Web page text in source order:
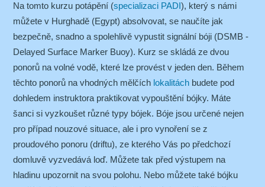
Na tomto kurzu potápění (specializaci PADI), který s námi
můžete v Hurghadě (Egypt) absolvovat, se naučíte jak
bezpečně, snadno a spolehlivě vypustit signální bóji (DSMB -
Delayed Surface Marker Buoy). Kurz se skládá ze dvou
ponorů na volné vodě, které lze provést v jeden den. Během
těchto ponorů na vhodných mělčích lokalitách budete pod
dohledem instruktora praktikovat vypouštění bójky. Máte
šanci si vyzkoušet různé typy bójek. Bóje jsou určené nejen
pro případ nouzové situace, ale i pro vynoření se z
proudového ponoru (driftu), ze kterého Vás po předchozí
domluvě vyzvedává loď. Můžete tak před výstupem na
hladinu upozornit na svou polohu. Nebo můžete také bójku